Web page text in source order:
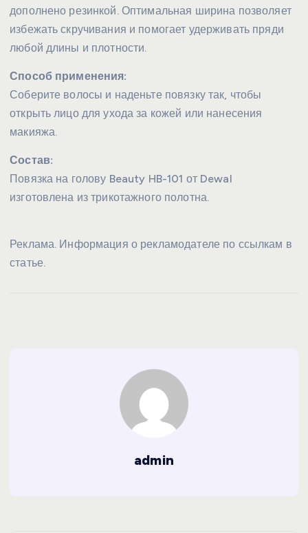
дополнено резинкой. Оптимальная ширина позволяет
избежать скручивания и помогает удерживать пряди
любой длины и плотности.
Способ применения:
Соберите волосы и наденьте повязку так, чтобы
открыть лицо для ухода за кожей или нанесения
макияжа.
Состав:
Повязка на голову Beauty HB-101 от Dewal
изготовлена из трикотажного полотна.
Реклама. Информация о рекламодателе по ссылкам в
статье.
admin